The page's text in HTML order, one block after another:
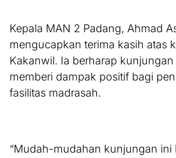
Kepala MAN 2 Padang, Ahmad
mengucapkan terima kasih atas
Kakanwil. Ia berharap kunjungan
memberi dampak positif bagi
fasilitas madrasah.
“Mudah-mudahan kunjungan ini